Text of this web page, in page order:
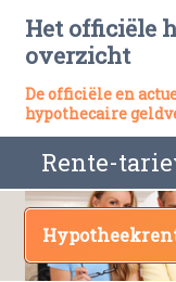
Het officiële
overzicht
De officiële en
hypothecaire
Rente-